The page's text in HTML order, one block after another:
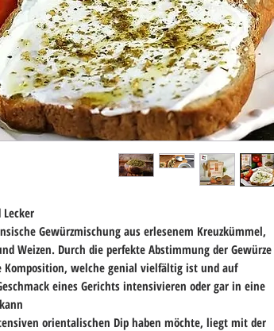
Gewürzmischung aus erlesenem Kreuzkümmel,
Weizen. Durch die perfekte Abstimmung der Gewürze
welche genial vielfältig ist und auf
eines Gerichts intensivieren oder gar in eine
orientalischen Dip haben möchte, liegt mit der